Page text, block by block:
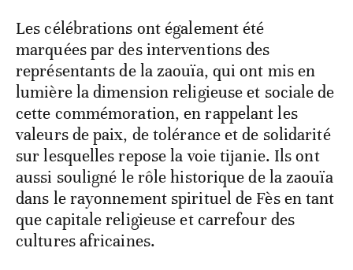
Les célébrations ont également été
marquées par des interventions des
représentants de la zaouïa, qui ont mis en
lumière la dimension religieuse et sociale de
cette commémoration, en rappelant les
valeurs de paix, de tolérance et de solidarité
sur lesquelles repose la voie tijanie. Ils ont
aussi souligné le rôle historique de la zaouïa
dans le rayonnement spirituel de Fès en tant
que capitale religieuse et carrefour des
cultures africaines.